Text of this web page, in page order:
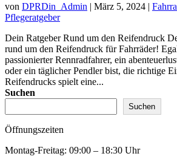
von DPRDin_Admin | März 5, 2024 |
Pflegeratgeber
Dein Ratgeber Rund um den Reifendruck
rund um den Reifendruck für Fahrräder!
passionierter Rennradfahrer, ein
oder ein täglicher Pendler bist, die richtige
Reifendrucks spielt eine...
Suchen
Suchen
Öffnungszeiten
Montag-Freitag: 09:00 – 18:30 Uhr